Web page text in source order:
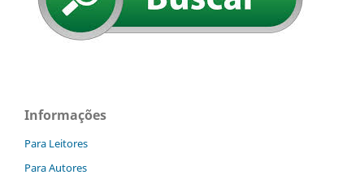
Informações
Para Leitores
Para Autores